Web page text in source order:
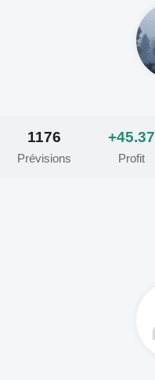
1176
Prévisions
+45.37
Profit